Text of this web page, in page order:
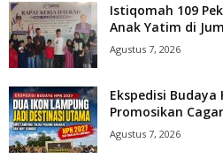
Istiqomah 109
Anak Yatim di
Agustus 7, 2026
Ekspedisi Budaya
Promosikan
Agustus 7, 2026